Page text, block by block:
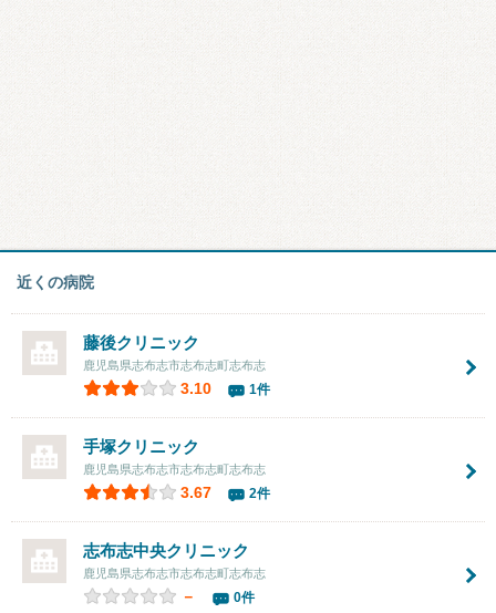
近くの病院
藤後クリニック
鹿児島県志布志市志布志町志布志
3.10 1件
手塚クリニック
鹿児島県志布志市志布志町志布志
3.67 2件
志布志中央クリニック
鹿児島県志布志市志布志町志布志
－ 0件